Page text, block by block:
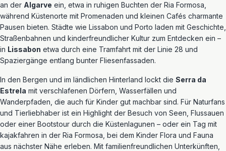
an der Algarve ein, etwa in ruhigen Buchten der Ria Formosa,
während Küstenorte mit Promenaden und kleinen Cafés charmante
Pausen bieten. Städte wie Lissabon und Porto laden mit Geschichte,
Straßenbahnen und kinderfreundlicher Kultur zum Entdecken ein –
in Lissabon etwa durch eine Tramfahrt mit der Linie 28 und
Spaziergänge entlang bunter Fliesenfassaden.
In den Bergen und im ländlichen Hinterland lockt die Serra da
Estrela mit verschlafenen Dörfern, Wasserfällen und
Wanderpfaden, die auch für Kinder gut machbar sind. Für Naturfans
und Tierliebhaber ist ein Highlight der Besuch von Seen, Flussauen
oder einer Bootstour durch die Küstenlagunen – oder ein Tag mit
kajakfahren in der Ria Formosa, bei dem Kinder Flora und Fauna
aus nächster Nähe erleben. Mit familienfreundlichen Unterkünften,